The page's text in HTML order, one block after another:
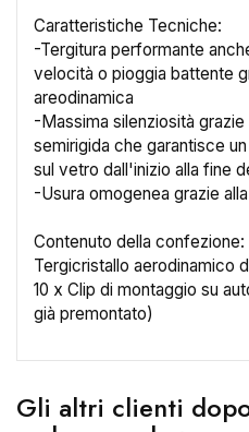
Caratteristiche Tecniche:
-Tergitura performante
velocità o pioggia battente
areodinamica
-Massima silenziosità
semirigida che garantisce
sul vetro dall'inizio alla fine
-Usura omogenea grazie
Contenuto della confezione:
Tergicristallo aerodinamico
10 x Clip di montaggio su
già premontato)
Gli altri clienti
Crea lista dei
Nome lista dei desideri
Annulla